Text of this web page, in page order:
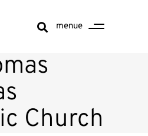
menue
Church